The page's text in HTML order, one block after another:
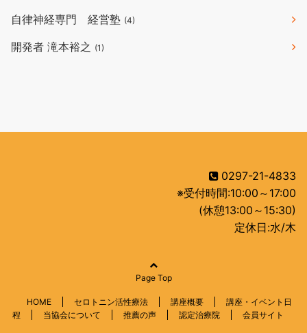
自律神経専門 経営塾 (4)
開発者 滝本裕之 (1)
0297-21-4833
※受付時間:10:00～17:00
(休憩13:00～15:30)
定休日:水/木
Page Top
HOME セロトニン活性療法 講座概要
講座・イベント日
程
当協会について 推薦の声 認定治療院 会員サイト